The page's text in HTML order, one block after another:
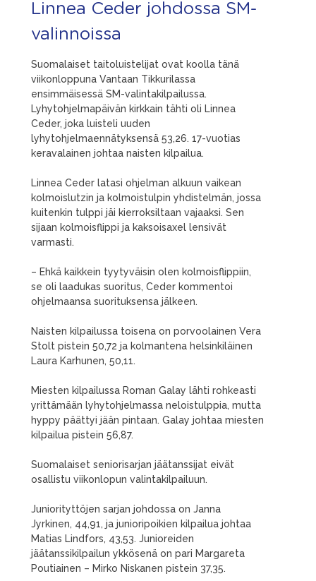
Linnea Ceder johdossa SM-
valinnoissa
Suomalaiset taitoluistelijat ovat koolla tänä
viikonloppuna Vantaan Tikkurilassa
ensimmäisessä SM-valintakilpailussa.
Lyhytohjelmapäivän kirkkain tähti oli Linnea
Ceder, joka luisteli uuden
lyhytohjelmaennätyksensä 53,26. 17-vuotias
keravalainen johtaa naisten kilpailua.
Linnea Ceder latasi ohjelman alkuun vaikean
kolmoislutzin ja kolmoistulpin yhdistelmän, jossa
kuitenkin tulppi jäi kierroksiltaan vajaaksi. Sen
sijaan kolmoisflippi ja kaksoisaxel lensivät
varmasti.
– Ehkä kaikkein tyytyväisin olen kolmoisflippiin,
se oli laadukas suoritus, Ceder kommentoi
ohjelmaansa suorituksensa jälkeen.
Naisten kilpailussa toisena on porvoolainen Vera
Stolt pistein 50,72 ja kolmantena helsinkiläinen
Laura Karhunen, 50,11.
Miesten kilpailussa Roman Galay lähti rohkeasti
yrittämään lyhytohjelmassa neloistulppia, mutta
hyppy päättyi jään pintaan. Galay johtaa miesten
kilpailua pistein 56,87.
Suomalaiset seniorisarjan jäätanssijat eivät
osallistu viikonlopun valintakilpailuun.
Juniorityttöjen sarjan johdossa on Janna
Jyrkinen, 44,91, ja junioripoikien kilpailua johtaa
Matias Lindfors, 43,53. Junioreiden
jäätanssikilpailun ykkösenä on pari Margareta
Poutiainen – Mirko Niskanen pistein 37,35.